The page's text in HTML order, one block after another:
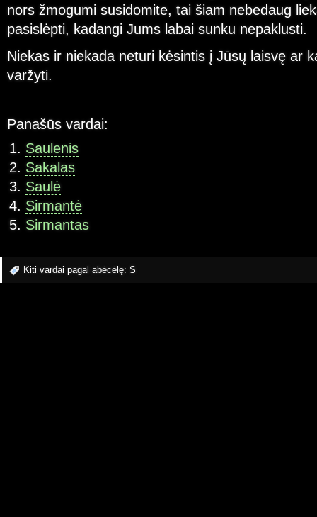
nors žmogumi susidomite, tai šiam nebedaug
pasislėpti, kadangi Jums labai sunku nepaklusti.
Niekas ir niekada neturi kėsintis į Jūsų laisvę ar
varžyti.
Panašūs vardai:
Saulenis
Sakalas
Saulė
Sirmantė
Sirmantas
Kiti vardai pagal abėcėlę: S